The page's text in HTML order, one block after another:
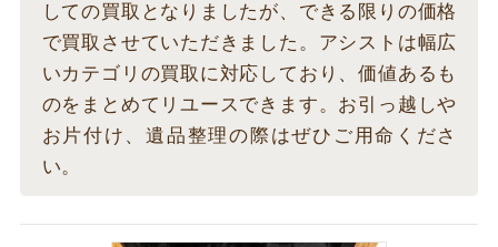
しての買取となりましたが、できる限りの価格
で買取させていただきました。アシストは幅広
いカテゴリの買取に対応しており、価値あるも
のをまとめてリユースできます。お引っ越しや
お片付け、遺品整理の際はぜひご用命くださ
い。